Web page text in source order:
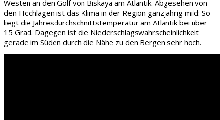
Westen an den Golf von Biskaya am Atlantik. Abgesehen von
den Hochlagen ist das Klima in der Region ganzjährig mild: So
liegt die Jahresdurchschnittstemperatur am Atlantik bei über
15 Grad. Dagegen ist die Niederschlagswahrscheinlichkeit
gerade im Süden durch die Nähe zu den Bergen sehr hoch.